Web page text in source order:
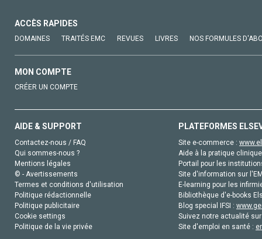
ACCÈS RAPIDES
DOMAINES TRAITÉS EMC REVUES LIVRES NOS FORMULES
MON COMPTE
CRÉER UN COMPTE
AIDE & SUPPORT
Contactez-nous / FAQ
Qui sommes-nous ?
Mentions légales
© - Avertissements
Termes et conditions d'utilisation
Politique rédactionnelle
Politique publicitaire
Cookie settings
Politique de la vie privée
PLATEFORMES
Site e-commerce :
Aide à la pratique
Portail pour les
Site d'information sur
E-learning pour les
Bibliothèque d'e-books
Blog special IFSI :
Suivez notre actualité
Site d'emploi en santé :